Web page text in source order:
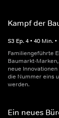
Kampf der
S3 Ep.4 • 40 Min. •
Familiengeführte
Baumarkt-
neue
die Nummer eins
werden.
Ein neues